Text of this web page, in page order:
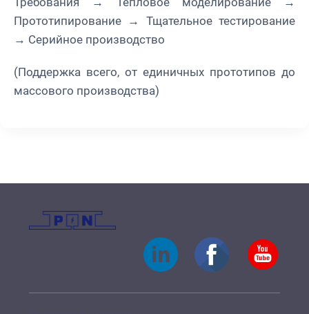
Прототипирование → Тщательное тестирование
→ Серийное производство
(Поддержка всего, от единичных прототипов до
массового производства)